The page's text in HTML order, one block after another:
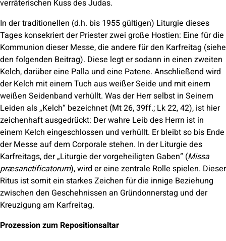
verräterischen Kuss des Judas.
In der traditionellen (d.h. bis 1955 gültigen) Liturgie dieses
Tages konsekriert der Priester zwei große Hostien: Eine für die
Kommunion dieser Messe, die andere für den Karfreitag (siehe
den folgenden Beitrag). Diese legt er sodann in einen zweiten
Kelch, darüber eine Palla und eine Patene. Anschließend wird
der Kelch mit einem Tuch aus weißer Seide und mit einem
weißen Seidenband verhüllt. Was der Herr selbst in Seinem
Leiden als „Kelch“ bezeichnet (Mt 26, 39ff.; Lk 22, 42), ist hier
zeichenhaft ausgedrückt: Der wahre Leib des Herrn ist in
einem Kelch eingeschlossen und verhüllt. Er bleibt so bis Ende
der Messe auf dem Corporale stehen. In der Liturgie des
Karfreitags, der „Liturgie der vorgeheiligten Gaben“ (Missa
præsanctificatorum), wird er eine zentrale Rolle spielen. Dieser
Ritus ist somit ein starkes Zeichen für die innige Beziehung
zwischen den Geschehnissen an Gründonnerstag und der
Kreuzigung am Karfreitag.
Prozession zum Repositionsaltar